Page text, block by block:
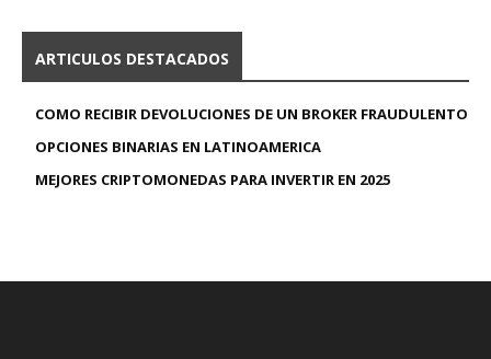
ARTICULOS DESTACADOS
COMO RECIBIR DEVOLUCIONES DE UN BROKER FRAUDULENTO
OPCIONES BINARIAS EN LATINOAMERICA
MEJORES CRIPTOMONEDAS PARA INVERTIR EN 2025